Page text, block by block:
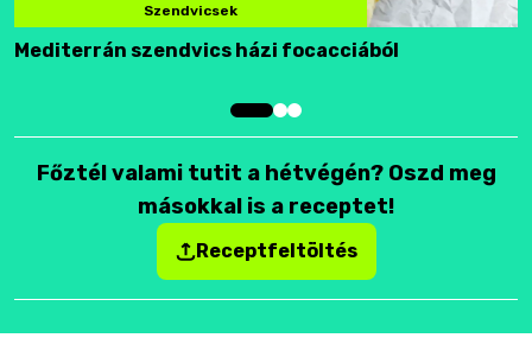
Szendvicsek
Mediterrán szendvics házi focacciából
Főztél valami tutit a hétvégén? Oszd meg
másokkal is a receptet!
Receptfeltöltés